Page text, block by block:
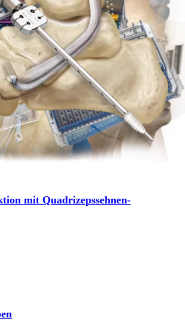
hinteren Kreuzbands (PCL)
mit Quadrizepssehnen-